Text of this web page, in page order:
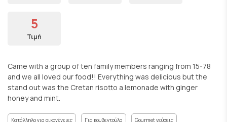
5
Τιμή
Came with a group of ten family members ranging from 15-78
and we all loved our food!! Everything was delicious but the
stand out was the Cretan risotto a lemonade with ginger
honey and mint.
Κατάλληλο για οικογένειες Για κουβεντούλα Gourmet γεύσεις